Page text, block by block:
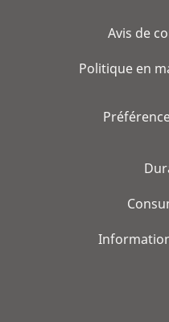
Avis de
Politique en